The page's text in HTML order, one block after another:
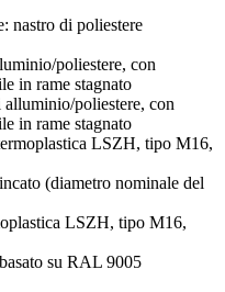
nastro di poliestere
poliestere, con
in rame stagnato
alluminio/poliestere, con
in rame stagnato
LSZH, tipo M16,
(diametro nominale del
LSZH, tipo M16,
su RAL 9005